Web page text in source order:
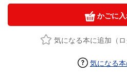
かごに
気になる本に追加（ロ
気になる